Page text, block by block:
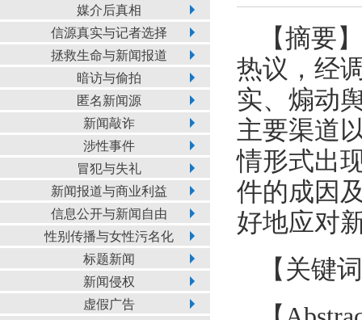
媒介后真相
信源真实与记者选择
拯救生命与新闻报道
暗访与偷拍
匿名新闻源
新闻敲诈
涉性事件
冒犯与失礼
新闻报道与商业利益
信息公开与新闻自由
性别传播与女性污名化
标题新闻
新闻侵权
虚假广告
【摘要
热议，经
实、煽动
主要渠道
情形式出
件的成因
好地应对
【关键